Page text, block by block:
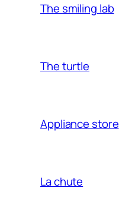
The smiling lab
The turtle
Appliance store
La chute